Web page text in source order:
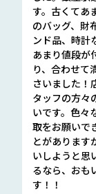
す。古くてあ
のバッグ、財
ンド品、時計
あまり値段が
り、合わせて
さいました！
タッフの方々
いです。色々
取をお願いで
とがあります
いしようと思
るなら、おも
す！！